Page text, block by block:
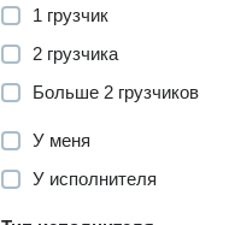
1 грузчик
2 грузчика
Больше 2 грузчиков
У меня
У исполнителя